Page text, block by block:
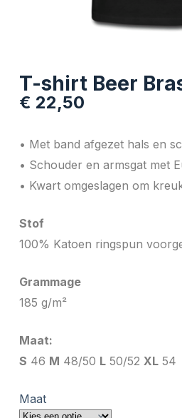
T-shirt Beer
€ 22,50
• Met band afgezet hals en
• Schouder en armsgat met
• Kwart omgeslagen om
Stof
100% Katoen ringspun
Grammage
185 g/m²
Maat:
S 46 M 48/50 L50/52 XL54
Maat